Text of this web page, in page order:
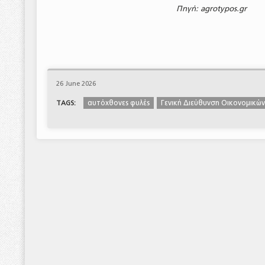
Πηγή: agrotypos.gr
26 June 2026
TAGS: αυτόχθονες φυλές Γενική Διεύθυνση